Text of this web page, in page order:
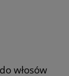
włosów